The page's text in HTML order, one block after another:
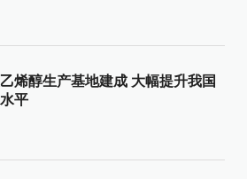
烯醇生产基地建成 大幅提升我国
平